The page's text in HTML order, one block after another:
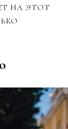
НА ЭТОТ